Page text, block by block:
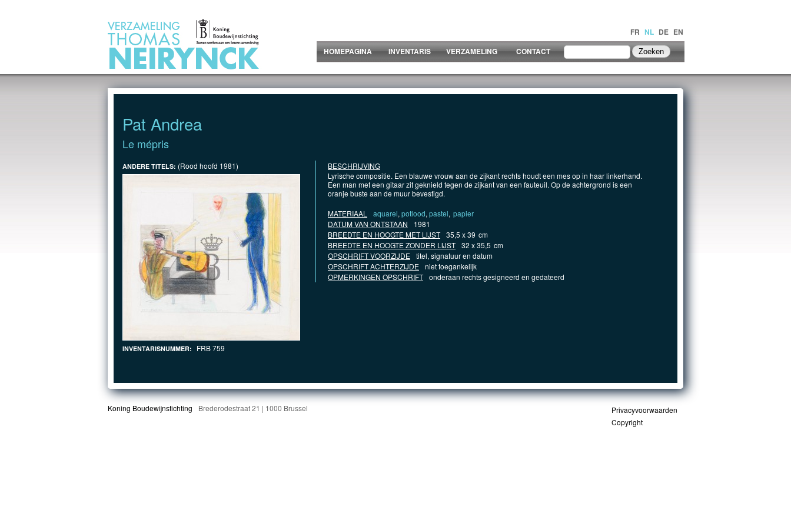
FR NL DE EN
HOMEPAGINA
INVENTARIS VERZAMELING CONTACT
Pat Andrea
Le mépris
ANDERE TITELS: (Rood hoofd 1981)
INVENTARISNUMMER: FRB 759
BESCHRIJVING
Lyrische compositie. Een blauwe vrouw aan de zijkant rechts houdt een mes op in haar linkerhand.
Een man met een gitaar zit geknield tegen de zijkant van een fauteuil. Op de achtergrond is een
oranje buste aan de muur bevestigd.
MATERIAAL
aquarel, potlood, pastel, papier
DATUM VAN ONTSTAAN
1981
BREEDTE EN HOOGTE MET LIJST 35,5 x 39 cm
BREEDTE EN HOOGTE ZONDER LIJST 32 x 35,5 cm
OPSCHRIFT VOORZIJDE titel, signatuur en datum
OPSCHRIFT ACHTERZIJDE niet toegankelijk
OPMERKINGEN OPSCHRIFT onderaan rechts gesigneerd en gedateerd
Koning Boudewijnstichting Brederodestraat 21 | 1000 Brussel
Privacyvoorwaarden
Copyright